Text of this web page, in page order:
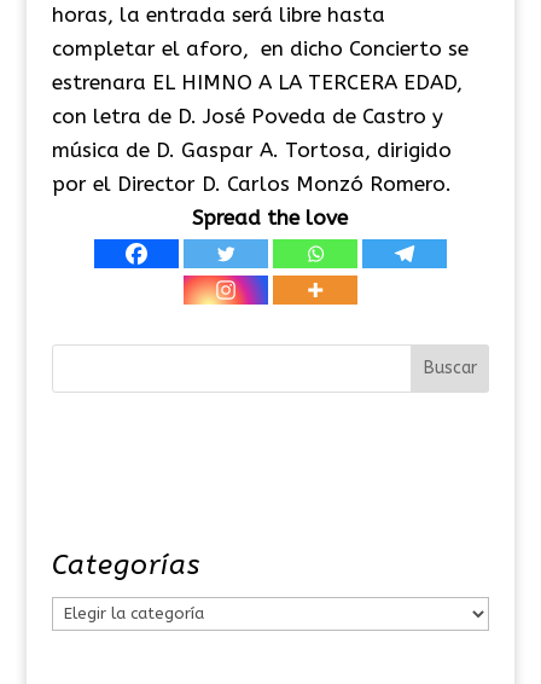
horas, la entrada será libre hasta
completar el aforo, en dicho Concierto se
estrenara EL HIMNO A LA TERCERA EDAD,
con letra de D. José Poveda de Castro y
música de D. Gaspar A. Tortosa, dirigido
por el Director D. Carlos Monzó Romero.
Spread the love
Categorías